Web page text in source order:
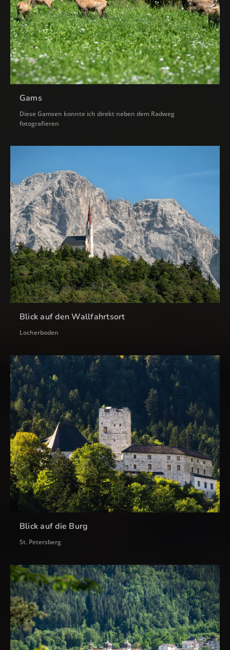
Gams
Diese Gamsen konnte ich direkt neben dem Radweg
fotografieren
Blick auf den Wallfahrtsort
Locherboden
Blick auf die Burg
St. Petersberg